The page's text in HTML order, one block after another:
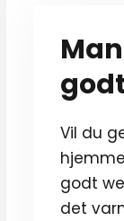
Vil du
godt
det